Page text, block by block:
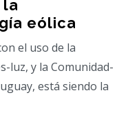
la
eólica
el uso de la
luz, y la Comunidad-
está siendo la